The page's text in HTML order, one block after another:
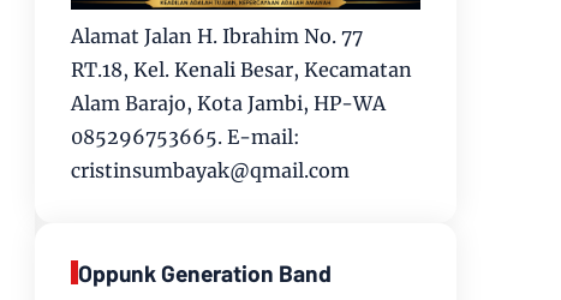
Alamat Jalan H. Ibrahim No. 77
RT.18, Kel. Kenali Besar, Kecamatan
Alam Barajo, Kota Jambi, HP-WA
085296753665. E-mail:
cristinsumbayak@qmail.com
Oppunk Generation Band